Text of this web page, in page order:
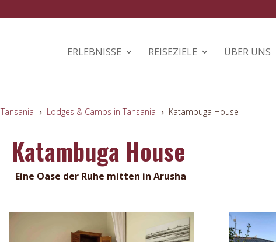
ERLEBNISSE REISEZIELE ÜBER UNS
Tansania 5 Lodges & Camps in Tansania 5 Katambuga House
Katambuga House
Eine Oase der Ruhe mitten in Arusha